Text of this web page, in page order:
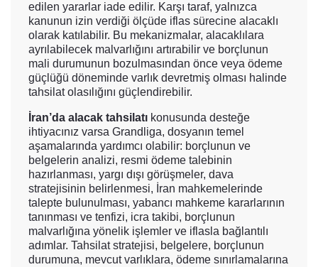
edilen yararlar iade edilir. Karşı taraf, yalnızca
kanunun izin verdiği ölçüde iflas sürecine alacaklı
olarak katılabilir. Bu mekanizmalar, alacaklılara
ayrılabilecek malvarlığını artırabilir ve borçlunun
mali durumunun bozulmasından önce veya ödeme
güçlüğü döneminde varlık devretmiş olması halinde
tahsilat olasılığını güçlendirebilir.
İran’da alacak tahsilatı konusunda desteğe
ihtiyacınız varsa Grandliga, dosyanın temel
aşamalarında yardımcı olabilir: borçlunun ve
belgelerin analizi, resmi ödeme talebinin
hazırlanması, yargı dışı görüşmeler, dava
stratejisinin belirlenmesi, İran mahkemelerinde
talepte bulunulması, yabancı mahkeme kararlarının
tanınması ve tenfizi, icra takibi, borçlunun
malvarlığına yönelik işlemler ve iflasla bağlantılı
adımlar. Tahsilat stratejisi, belgelere, borçlunun
durumuna, mevcut varlıklara, ödeme sınırlamalarına